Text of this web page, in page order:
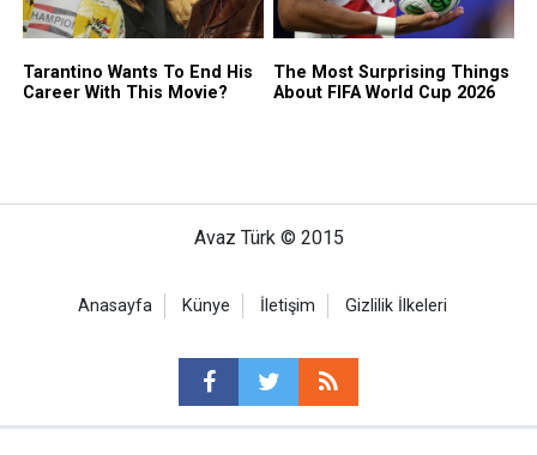
Avaz Türk © 2015
Anasayfa Künye İletişim Gizlilik İlkeleri